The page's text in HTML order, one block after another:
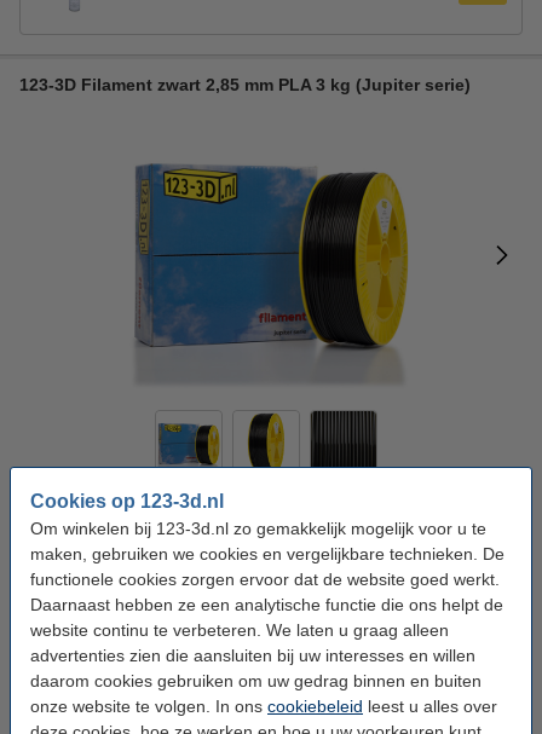
Cookies op 123-3d.nl
Om winkelen bij 123-3d.nl zo gemakkelijk mogelijk voor u te
maken, gebruiken we cookies en vergelijkbare technieken. De
functionele cookies zorgen ervoor dat de website goed werkt.
Daarnaast hebben ze een analytische functie die ons helpt de
website continu te verbeteren. We laten u graag alleen
advertenties zien die aansluiten bij uw interesses en willen
daarom cookies gebruiken om uw gedrag binnen en buiten
onze website te volgen. In ons cookiebeleid leest u alles over
123-3D Filament zwart 2,85 mm PLA 3 kg (Jupiter serie)
PLA Filament
Kleur: Zwart
Wit Zwart
Bekijk de specificaties en beschrijving
Morgen in huis